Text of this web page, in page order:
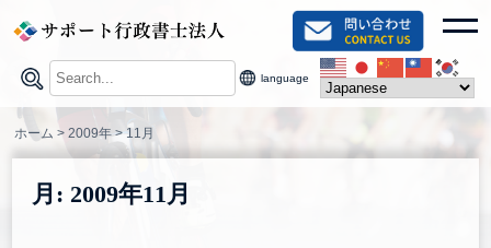
content
language
ホーム >2009年>11月
月: 2009年11月